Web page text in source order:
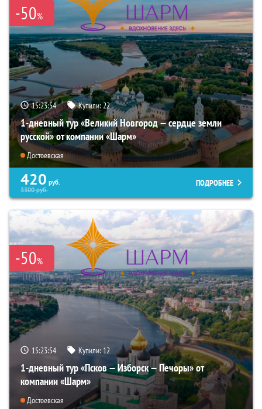
-50%
15:23:53 Купили:22
1-дневный тур «Великий Новгород — сердце земли
русской» от компании «Шарм»
Достоевская
420 руб.
3300руб.
ПОДРОБНЕЕ
-50%
15:23:53 Купили:12
1-дневный тур «Псков — Изборск — Печоры» от
компании «Шарм»
Достоевская